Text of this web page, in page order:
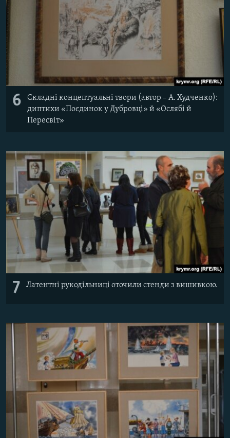
6
Складні концептуальні твори (автор – А. Худченко):
диптихи «Поєдинок у Дубровці» й «Ослябі й
Пересвіт»
7 Латентні рукодільниці оточили стенди з вишивкою.